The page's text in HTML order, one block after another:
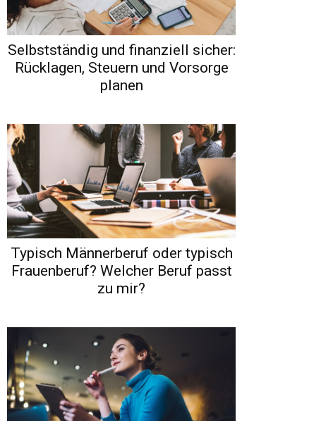
Selbstständig und finanziell sicher:
Rücklagen, Steuern und Vorsorge
planen
Typisch Männerberuf oder typisch
Frauenberuf? Welcher Beruf passt
zu mir?